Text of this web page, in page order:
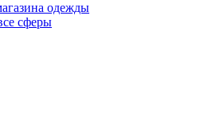
одежды
сферы